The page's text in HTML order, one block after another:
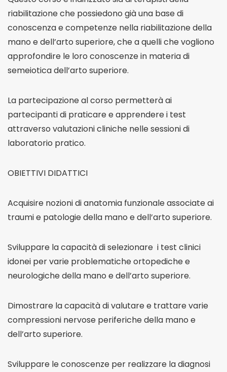
riabilitazione che possiedono già una base di
conoscenza e competenze nella riabilitazione della
mano e dell’arto superiore, che a quelli che vogliono
approfondire le loro conoscenze in materia di
semeiotica dell’arto superiore.
La partecipazione al corso permetterà ai
partecipanti di praticare e apprendere i test
attraverso valutazioni cliniche nelle sessioni di
laboratorio pratico.
OBIETTIVI DIDATTICI
Acquisire nozioni di anatomia funzionale associate ai
traumi e patologie della mano e dell’arto superiore.
Sviluppare la capacità di selezionare i test clinici
idonei per varie problematiche ortopediche e
neurologiche della mano e dell’arto superiore.
Dimostrare la capacità di valutare e trattare varie
compressioni nervose periferiche della mano e
dell’arto superiore.
Sviluppare le conoscenze per realizzare la diagnosi